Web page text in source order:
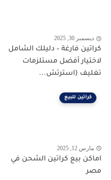
ديسمبر 30, 2025
كراتين فارغة – دليلك الشامل
لاختيار أفضل مستلزمات
تغليف (استرتش...
كراتين للبيع
مارس 12, 2025
اماكن بيع كراتين الشحن في
مصر